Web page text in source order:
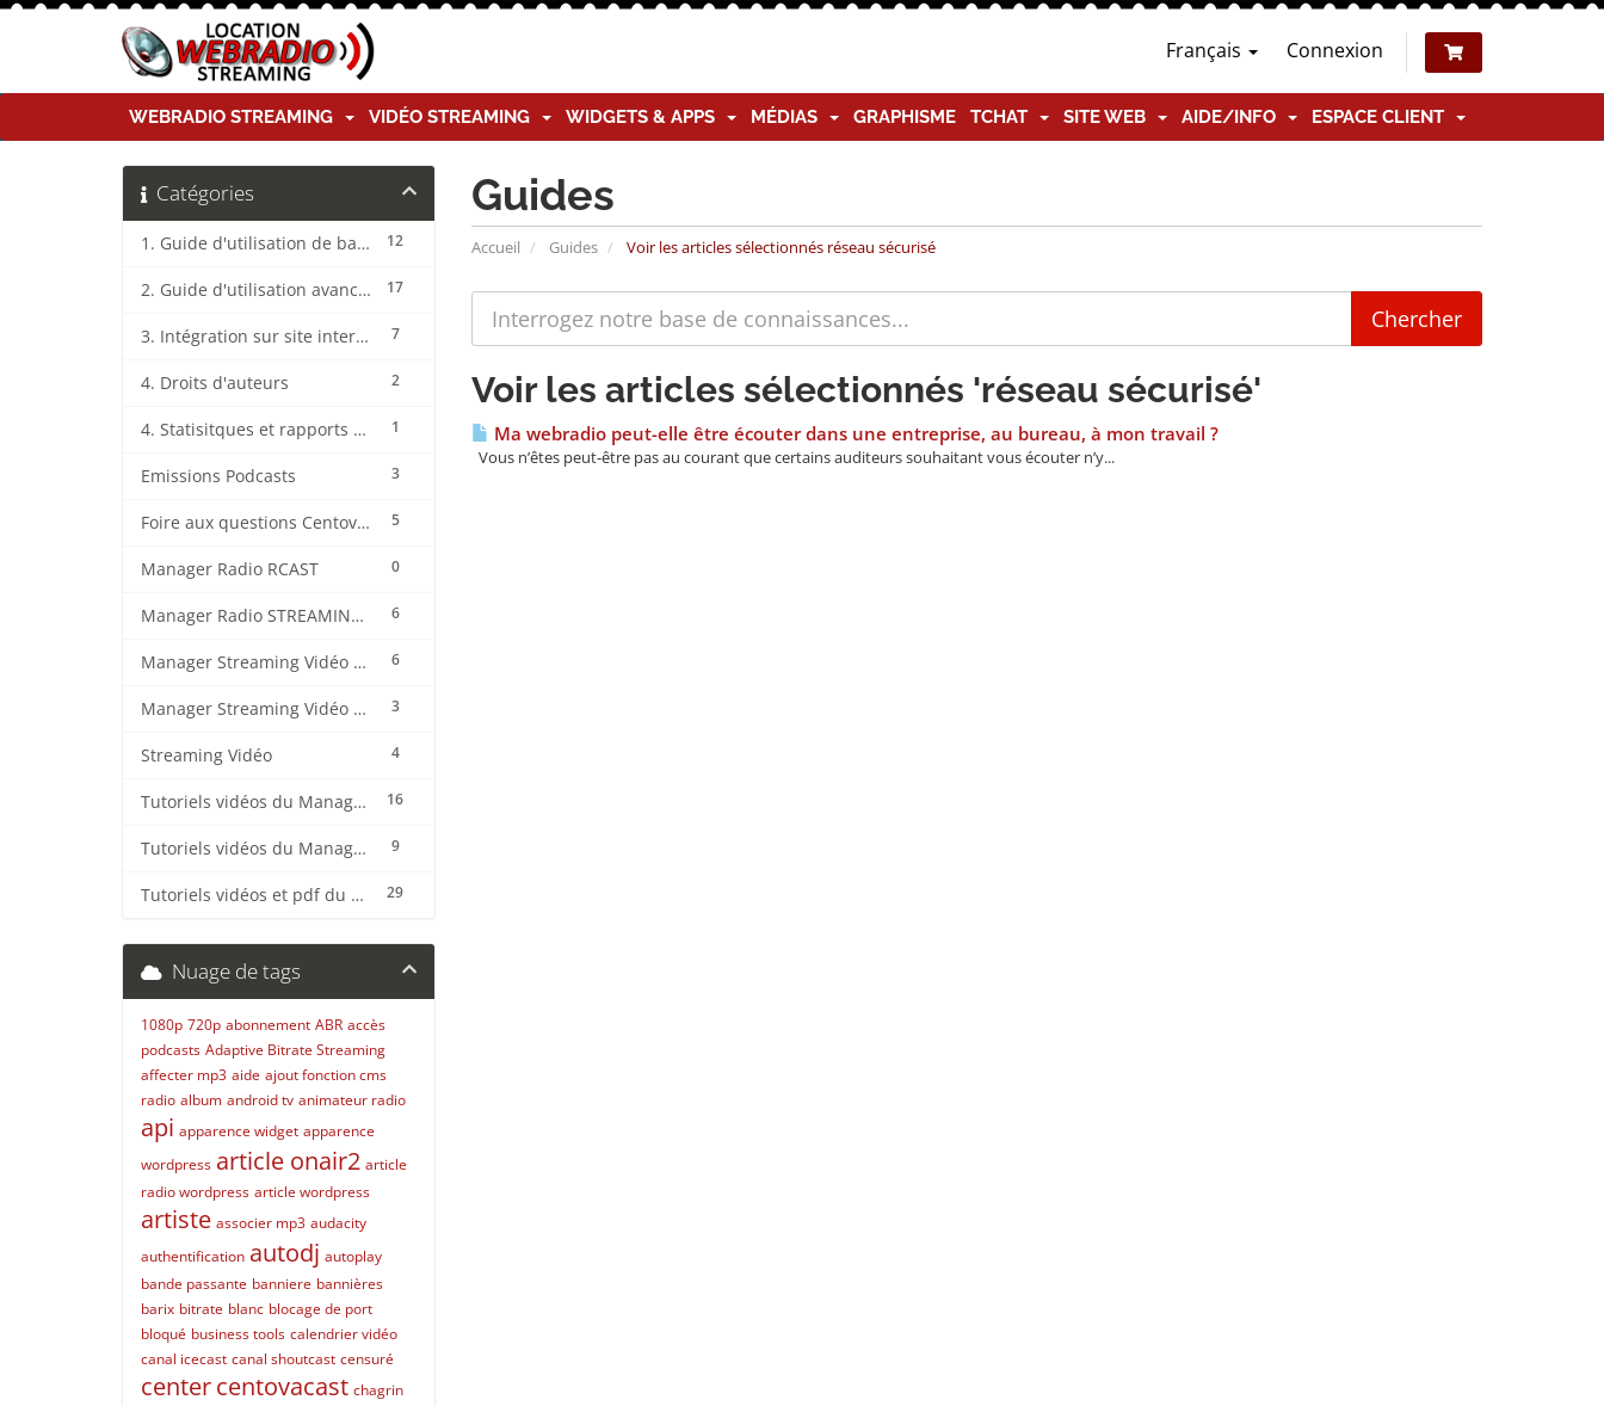
Français Connexion
WEBRADIO STREAMING VIDÉO STREAMING WIDGETS & APPS MÉDIAS GRAPHISME TCHAT SITE WEB AIDE/INFO ESPACE CLIENT
Guides
Accueil Guides Voir les articles sélectionnés réseau sécurisé
Catégories
12
1. Guide d'utilisation de base CentovaCast
17
2. Guide d'utilisation avancée CentovaCast
7
3. Intégration sur site internet CentovaCast
2
4. Droits d'auteurs
1
4. Statisitques et rapports CentovaCast
3
Emissions Podcasts
5
Foire aux questions CentovaCast
0
Manager Radio RCAST
6
Manager Radio STREAMING CENTER
6
Manager Streaming Vidéo TVMCP
3
Manager Streaming Vidéo VDO
4
Streaming Vidéo
16
Tutoriels vidéos du Manager Radio CentovaCast
9
Tutoriels vidéos du Manager Radio STREAMING CENTER
29
Tutoriels vidéos et pdf du CMS Radio Wordpress + OnAir2/Pro.Radio
Voir les articles sélectionnés 'réseau sécurisé'
Ma webradio peut-elle être écouter dans une entreprise, au bureau, à mon travail ?
Vous n’êtes peut-être pas au courant que certains auditeurs souhaitant vous écouter n’y...
Nuage de tags
1080p 720p abonnement ABR accès
podcasts Adaptive Bitrate Streaming
affecter mp3 aide ajout fonction cms
radio album android tv animateur radio
api apparence widget apparence
wordpress article onair2 article
radio wordpress article wordpress
artiste associer mp3 audacity
authentification autodj autoplay
bande passante banniere bannières
barix bitrate blanc blocage de port
bloqué business tools calendrier vidéo
canal icecast canal shoutcast censuré
centercentovacast chagrin